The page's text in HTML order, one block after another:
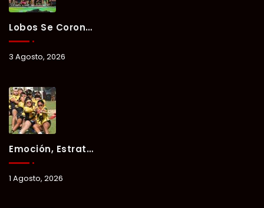
Lobos Se Corona Campeón Del Verano Xul-Há 2026 Tras Tres Días De Intensa Competencia.
3 Agosto, 2026
Emoción, Estrategia Y Trabajo En Equipo Marcan El Segundo Día Del Verano Xul-Há 2026.
1 Agosto, 2026